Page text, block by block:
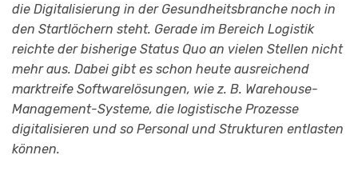
die Digitalisierung in der Gesundheitsbranche noch in
den Startlöchern steht. Gerade im Bereich Logistik
reichte der bisherige Status Quo an vielen Stellen nicht
mehr aus. Dabei gibt es schon heute ausreichend
marktreife Softwarelösungen, wie z. B. Warehouse-
Management-Systeme, die logistische Prozesse
digitalisieren und so Personal und Strukturen entlasten
können.